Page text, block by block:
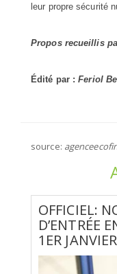
leur propre sécurité
Propos recueillis
Édité par :Feriol
source:
OFFICIEL:
D’ENTRÉE
1ER